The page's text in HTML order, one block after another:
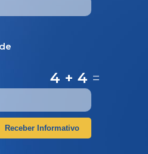
4 + 4 =
Receber Informativo